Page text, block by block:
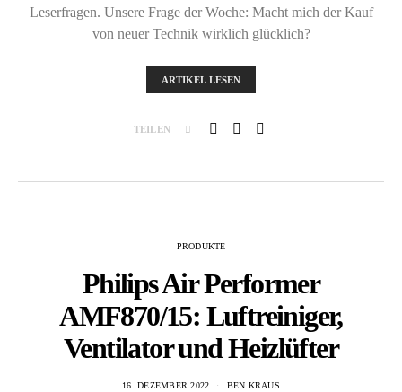
Leserfragen. Unsere Frage der Woche: Macht mich der Kauf
von neuer Technik wirklich glücklich?
ARTIKEL LESEN
TEILEN
PRODUKTE
Philips Air Performer
AMF870/15: Luftreiniger,
Ventilator und Heizlüfter
16. DEZEMBER 2022 BEN KRAUS